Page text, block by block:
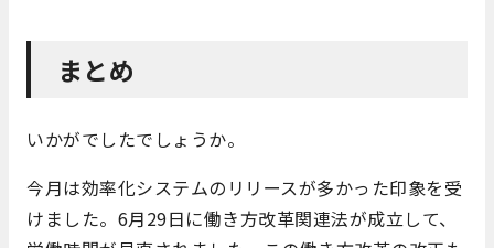
まとめ
いかがでしたでしょうか。
今月は効率化システムのリリースが多かった印象を受
けました。6月29日に働き方改革関連法が成立して、